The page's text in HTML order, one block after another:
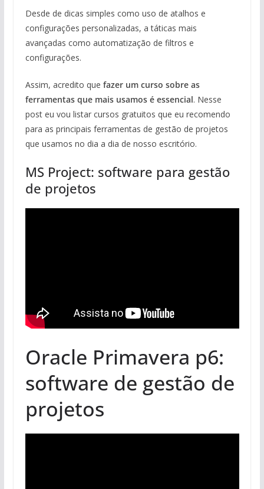
Desde de dicas simples como uso de atalhos e
configurações personalizadas, a táticas mais
avançadas como automatização de filtros e
configurações.
Assim, acredito que fazer um curso sobre as
ferramentas que mais usamos é essencial. Nesse
post eu vou listar cursos gratuitos que eu recomendo
para as principais ferramentas de gestão de projetos
que usamos no dia a dia de nosso escritório.
MS Project: software para gestão
de projetos
Oracle Primavera p6:
software de gestão de
projetos